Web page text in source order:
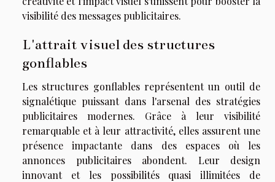
visibilité des messages publicitaires.
L'attrait visuel des structures
gonflables
Les structures gonflables représentent un outil de
signalétique puissant dans l'arsenal des stratégies
publicitaires modernes. Grâce à leur visibilité
remarquable et à leur attractivité, elles assurent une
présence impactante dans des espaces où les
annonces publicitaires abondent. Leur design
innovant et les possibilités quasi illimitées de